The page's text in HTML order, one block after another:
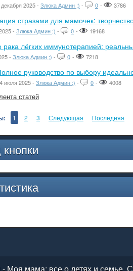
2025 - Злюка Админ ;) - 0 - 3786
стразами для мамочек:
- Злюка Админ ;) - 0 - 19168
рака лёгких иммунотерапией:
- Злюка Админ ;) - 0 - 7218
руководство по выбору
июля 2025 - Злюка Админ ;) - 0 - 4008
статей
1 2 3 Следующая Последняя